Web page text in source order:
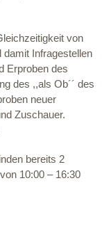
von
Infragestellen
Erproben des
des ,,als Ob´´ des
neuer
Zuschauer.
bereits 2
10:00 – 16:30